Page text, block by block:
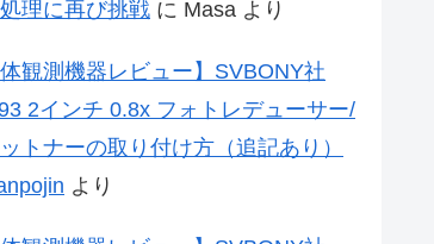
理に再び挑戦 に Masa より
体観測機器レビュー】SVBONY社
2インチ 0.8x フォトレデューサー/
トナーの取り付け方（追記あり）
より